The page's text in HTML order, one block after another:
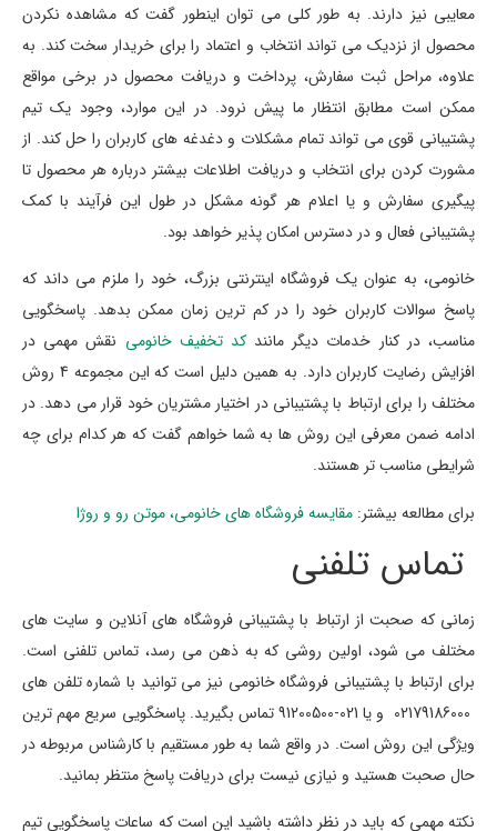
معایبی نیز دارند. به طور کلی می توان اینطور گفت که مشاهده نکردن
محصول از نزدیک می تواند انتخاب و اعتماد را برای خریدار سخت کند. به
علاوه، مراحل ثبت سفارش، پرداخت و دریافت محصول در برخی مواقع
ممکن است مطابق انتظار ما پیش نرود. در این موارد، وجود یک تیم
پشتیبانی قوی می تواند تمام مشکلات و دغدغه های کاربران را حل کند. از
مشورت کردن برای انتخاب و دریافت اطلاعات بیشتر درباره هر محصول تا
پیگیری سفارش و یا اعلام هر گونه مشکل در طول این فرآیند با کمک
پشتیبانی فعال و در دسترس امکان پذیر خواهد بود.
خانومی، به عنوان یک فروشگاه اینترنتی بزرگ، خود را ملزم می داند که
پاسخ سوالات کاربران خود را در کم ترین زمان ممکن بدهد. پاسخگویی
مناسب، در کنار خدمات دیگر مانندکد تخفیف خانومی نقش مهمی در
افزایش رضایت کاربران دارد. به همین دلیل است که این مجموعه 4 روش
مختلف را برای ارتباط با پشتیبانی در اختیار مشتریان خود قرار می دهد. در
ادامه ضمن معرفی این روش ها به شما خواهم گفت که هر کدام برای چه
شرایطی مناسب تر هستند.
برای مطالعه بیشتر: مقایسه فروشگاه های خانومی، موتن رو و روژا
تماس تلفنی
زمانی که صحبت از ارتباط با پشتیبانی فروشگاه های آنلاین و سایت های
مختلف می شود، اولین روشی که به ذهن می رسد، تماس تلفنی است.
برای ارتباط با پشتیبانی فروشگاه خانومی نیز می توانید با شماره تلفن های
02179186000 و یا 021-91200500 تماس بگیرید. پاسخگویی سریع مهم ترین
ویژگی این روش است. در واقع شما به طور مستقیم با کارشناس مربوطه در
حال صحبت هستید و نیازی نیست برای دریافت پاسخ منتظر بمانید.
نکته مهمی که باید در نظر داشته باشید این است که ساعات پاسخگویی تیم